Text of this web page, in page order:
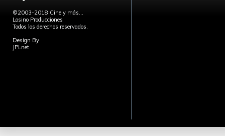
©2003-2018 Cine y más...
Losino Producciones
Todos los derechos reservados.
Design By
JPLnet